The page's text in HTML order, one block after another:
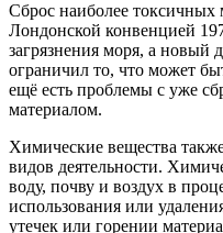
Сброс наиболее токсичных
Лондонской конвенцией
загрязнения моря, а новый
ограничил то, что может
ещё есть проблемы с уже
материалом.
Химические вещества
видов деятельности.
воду, почву и воздух в
использования или
утечек или горении